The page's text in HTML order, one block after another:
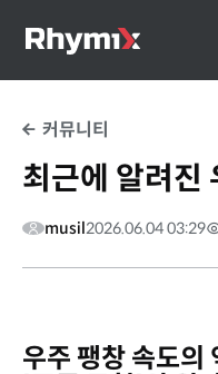
커뮤니티
최근에 알려진
musil2026.06.04 03:29
우주 팽창 속도의